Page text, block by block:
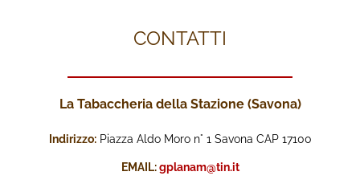
CONTATTI
La Tabaccheria della Stazione (Savona)
Indirizzo:Piazza Aldo Moro n° 1 Savona CAP 17100
EMAIL: gplanam@tin.it